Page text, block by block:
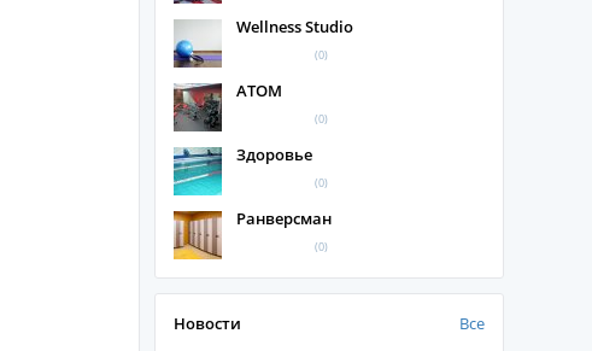
Wellness Studio
(0)
АТОМ
(0)
Здоровье
(0)
Ранверсман
(0)
Новости
Все